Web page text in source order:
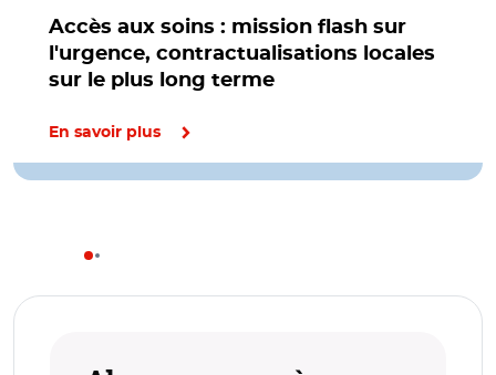
Accès aux soins : mission flash sur
l'urgence, contractualisations locales
sur le plus long terme
En savoir plus